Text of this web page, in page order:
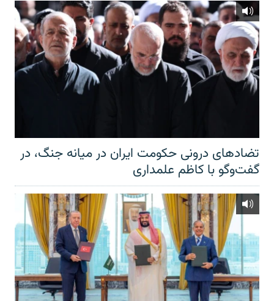
تضادهای درونی حکومت ایران در میانه جنگ، در
گفت‌‌وگو با کاظم علمداری